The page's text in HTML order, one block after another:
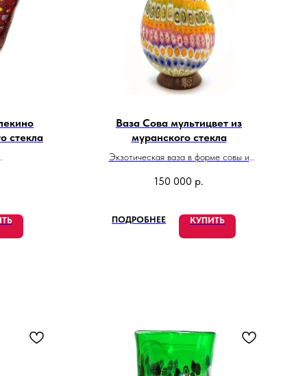
стекла
Ваза Сова мультицвет из
муранского стекла
Экзотическая ваза в форме совы и
выполненного с эффектом мозаики.
оттенков, используемая в изделии.
150 000 р.
ПОДРОБНЕЕ КУПИТЬ